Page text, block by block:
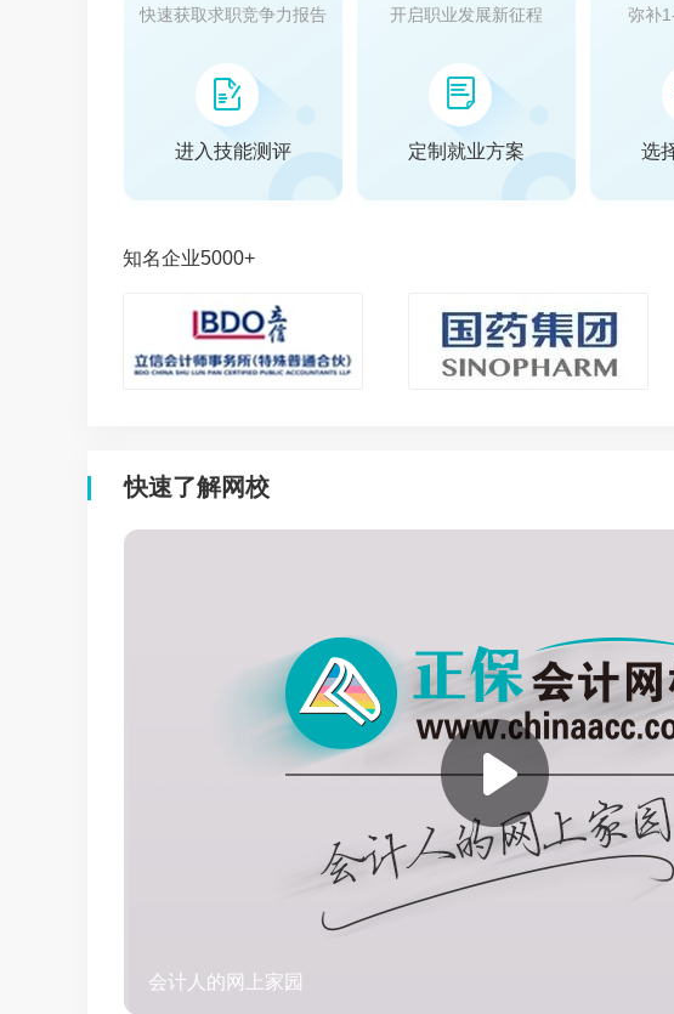
快速获取求职竞争力报告
进入技能测评
开启职业发展新征程
定制就业方案
弥补
选
知名企业5000+
快速了解网校
会计人的网上家园